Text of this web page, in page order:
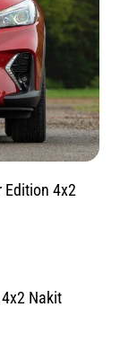
Edition 4x2
Nakit